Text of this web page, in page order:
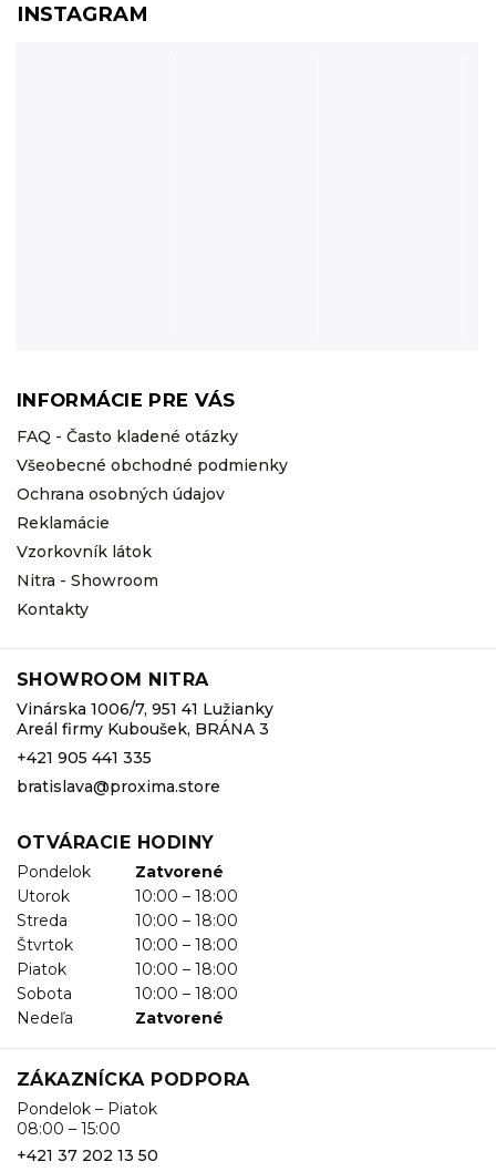
INFORMÁCIE PRE VÁS
FAQ - Často kladené otázky
Všeobecné obchodné podmienky
Ochrana osobných údajov
Reklamácie
Vzorkovník látok
Nitra - Showroom
Kontakty
SHOWROOM NITRA
Vinárska 1006/7, 951 41 Lužianky
Areál firmy Kuboušek, BRÁNA 3
+421 905 441 335
bratislava@proxima.store
OTVÁRACIE HODINY
Pondelok
Zatvorené
Utorok
10:00 – 18:00
Streda
10:00 – 18:00
Štvrtok
10:00 – 18:00
Piatok
10:00 – 18:00
Sobota
10:00 – 18:00
Nedeľa
Zatvorené
ZÁKAZNÍCKA PODPORA
Pondelok – Piatok
08:00 – 15:00
+421 37 202 13 50
INSTAGRAM